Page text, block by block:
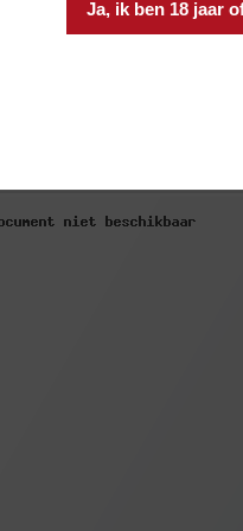
Ja, ik ben 18 jaar
Sauvignon druif is
de hoeveelheid tannines
maar ook minder
voor een groot deel